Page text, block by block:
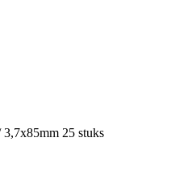
25 stuks